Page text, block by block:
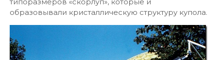
образовывали кристаллическую структуру купола.